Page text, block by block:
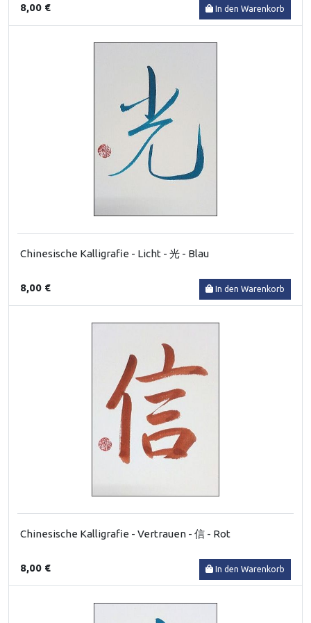
8,00 € In den Warenkorb
Chinesische Kalligrafie - Licht - 光 - Blau
8,00 € In den Warenkorb
Chinesische Kalligrafie - Vertrauen - 信 - Rot
8,00 € In den Warenkorb